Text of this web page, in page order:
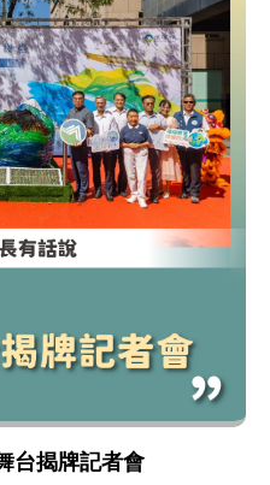
台揭牌記者會